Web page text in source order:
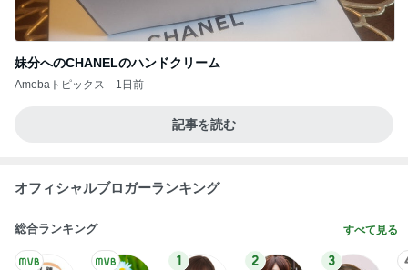
妹分へのCHANELのハンドクリーム
Amebaトピックス 1日前
記事を読む
オフィシャルブロガーランキング
総合ランキング すべて見る
1 2 3